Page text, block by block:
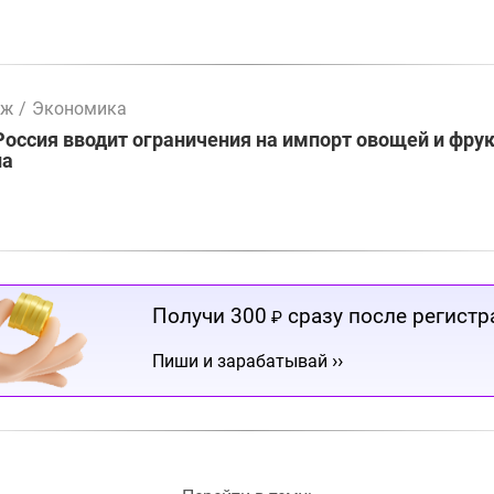
/ Экономика
вводит ограничения на импорт овощей и
Получи 300 ₽ сразу после
Пиши и зарабатывай ››